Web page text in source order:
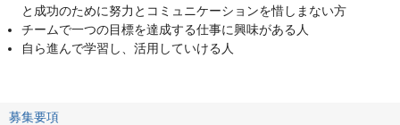
と成功のために努力とコミュニケーションを惜しまない方
チームで一つの目標を達成する仕事に興味がある人
自ら進んで学習し、活用していける人
募集要項